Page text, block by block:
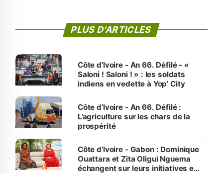
PLUS D'ARTICLES
Côte d’Ivoire - An 66. Défilé - «
Saloni ! Saloni ! » : les soldats
indiens en vedette à Yop’ City
Côte d’Ivoire - An 66. Défilé :
L’agriculture sur les chars de la
prospérité
Côte d’Ivoire - Gabon : Dominique
Ouattara et Zita Oligui Nguema
échangent sur leurs initiatives en